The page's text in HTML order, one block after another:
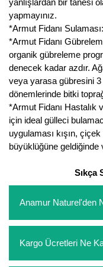
yanlışlardan bir tanesi
yapmayınız.
*Armut Fidanı
*Armut Fidanı
organik gübreleme
denecek kadar azdır.
veya yarasa gübresini 3
dönemlerinde bitki
*Armut Fidanı Hastalık
için ideal gülleci
uygulaması kışın,
büyüklüğüne geldiğinde
Sıkça
Anamur Naturel'den
oluşturarak,iletişim
whatsapp
Kargo Ücretleri Ne
Yaban Mersini Fidanı
Zeytin Fidanı